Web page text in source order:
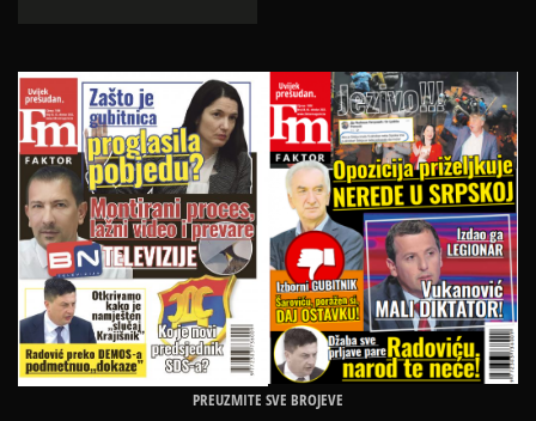
PREUZMITE SVE BROJEVE